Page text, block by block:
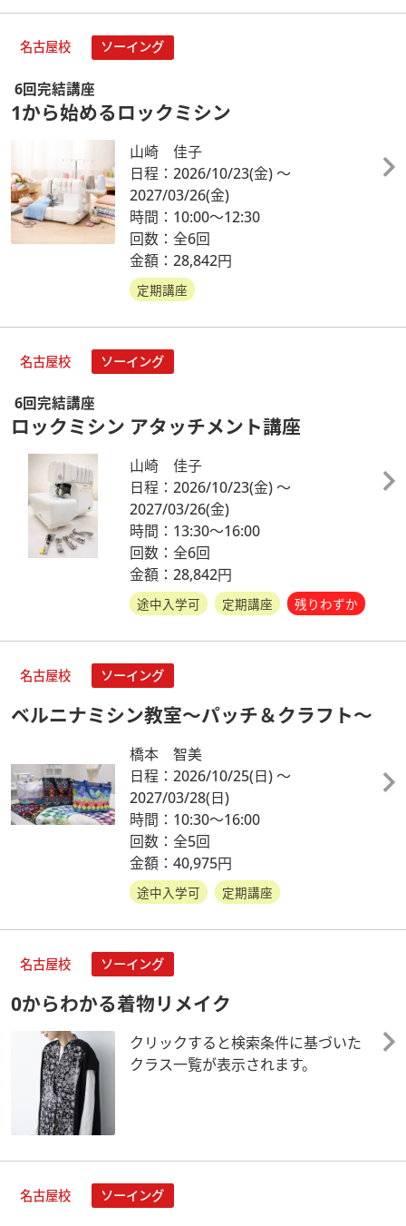
名古屋校 ソーイング
6回完結講座
1から始めるロックミシン
山崎 佳子
日程：2026/10/23(金)～
2027/03/26(金)
時間：10:00～12:30
回数：全6回
金額：28,842円
定期講座
名古屋校 ソーイング
6回完結講座
ロックミシン アタッチメント講座
山崎 佳子
日程：2026/10/23(金)～
2027/03/26(金)
時間：13:30～16:00
回数：全6回
金額：28,842円
途中入学可 定期講座 残りわずか
名古屋校 ソーイング
ベルニナミシン教室～パッチ＆クラフト～
橋本 智美
日程：2026/10/25(日)～
2027/03/28(日)
時間：10:30～16:00
回数：全5回
金額：40,975円
途中入学可 定期講座
名古屋校 ソーイング
0からわかる着物リメイク
クリックすると検索条件に基づいた
クラス一覧が表示されます。
名古屋校 ソーイング